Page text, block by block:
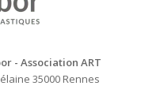
- Association ART
35000 Rennes